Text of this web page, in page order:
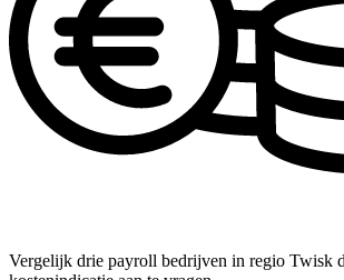
Vergelijk drie payroll bedrijven in regio Twisk